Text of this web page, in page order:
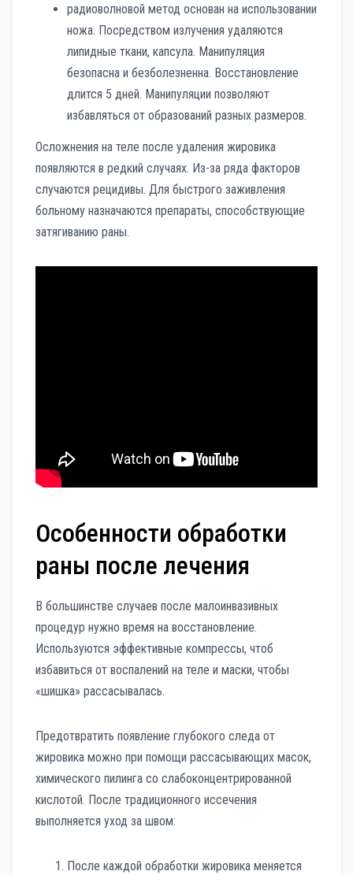
радиоволновой метод основан на использовании
ножа. Посредством излучения удаляются
липидные ткани, капсула. Манипуляция
безопасна и безболезненна. Восстановление
длится 5 дней. Манипуляции позволяют
избавляться от образований разных размеров.
Осложнения на теле после удаления жировика
появляются в редкий случаях. Из-за ряда факторов
случаются рецидивы. Для быстрого заживления
больному назначаются препараты, способствующие
затягиванию раны.
Особенности обработки
раны после лечения
В большинстве случаев после малоинвазивных
процедур нужно время на восстановление.
Используются эффективные компрессы, чтоб
избавиться от воспалений на теле и маски, чтобы
«шишка» рассасывалась.
Предотвратить появление глубокого следа от
жировика можно при помощи рассасывающих масок,
химического пилинга со слабоконцентрированной
кислотой. После традиционного иссечения
выполняется уход за швом:
После каждой обработки жировика меняется